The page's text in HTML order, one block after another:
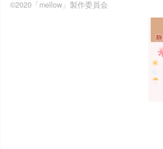
©2020「mellow」製作委員会